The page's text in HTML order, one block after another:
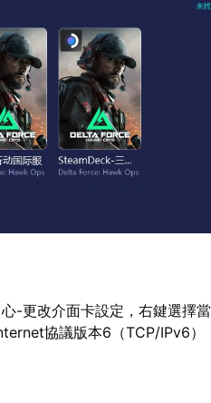
-更改介面卡設定，右鍵選擇
協議版本6（TCP/IPv6）